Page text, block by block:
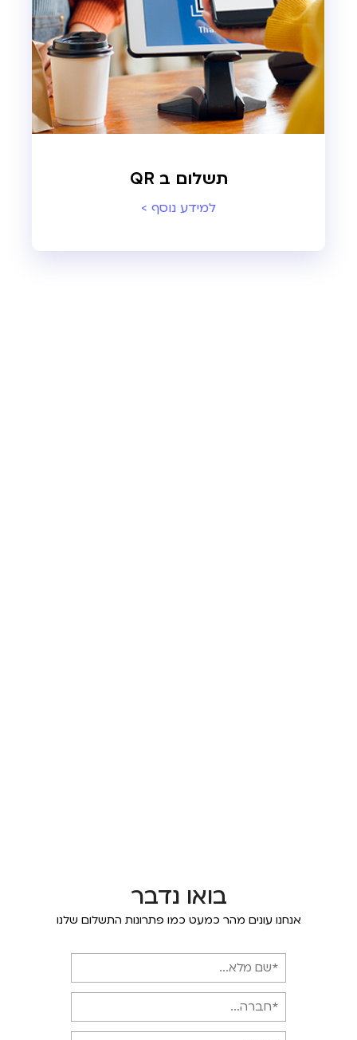
תשלום ב QR
למידע נוסף >
בואו נדבר
אנחנו עונים מהר כמעט כמו פתרונות התשלום שלנו